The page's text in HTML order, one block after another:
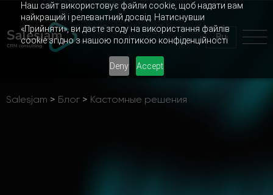
Наш сайт використовує файли cookie, щоб надати вам
найкращий і релевантний досвід. Натиснувши
«Прийняти», ви даєте згоду на використання файлів
cookie згідно з нашою політикою конфіденційності
Deny Accept
Ru
Salesjam > Блог > Кастомные решения